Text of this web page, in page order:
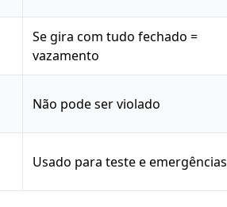
Se gira com tudo fechado =
vazamento
Não pode ser violado
Usado para teste e emergências